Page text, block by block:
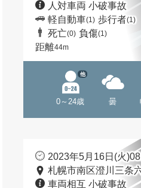
人対車両 小破事故
軽自動車(1) 歩行者(1)
死亡(0) 負傷(1)
距離44m
0～24歳
他
曇
2023年5月16日(火
札幌市南区澄川三条
車両相互 小破事故